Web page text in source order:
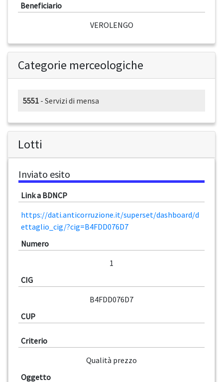
Beneficiario
VEROLENGO
Categorie merceologiche
5551 - Servizi di mensa
Lotti
Inviato esito
Link a BDNCP
https://dati.anticorruzione.it/superset/dashboard/d
ettaglio_cig/?cig=B4FDD076D7
Numero
1
CIG
B4FDD076D7
CUP
Criterio
Qualità prezzo
Oggetto